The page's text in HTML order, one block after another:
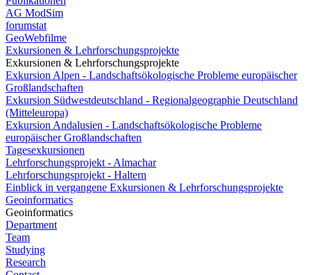
AG ModSim
forumstat
GeoWebfilme
Exkursionen & Lehrforschungsprojekte
Exkursionen & Lehrforschungsprojekte
Exkursion Alpen - Landschaftsökologische Probleme europäischer
Großlandschaften
Exkursion Südwestdeutschland - Regionalgeographie Deutschland
(Mitteleuropa)
Exkursion Andalusien - Landschaftsökologische Probleme
europäischer Großlandschaften
Tagesexkursionen
Lehrforschungsprojekt - Almachar
Lehrforschungsprojekt - Haltern
Einblick in vergangene Exkursionen & Lehrforschungsprojekte
Geoinformatics
Geoinformatics
Department
Team
Studying
Research